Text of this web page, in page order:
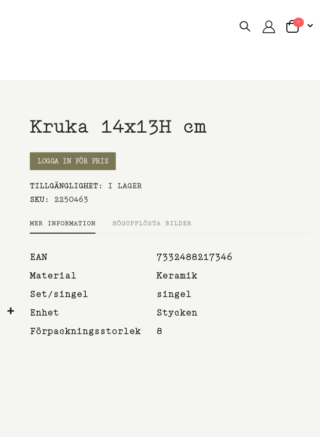
Cart
0artiklar
Kruka 14x13H cm
LOGGA IN FÖR PRIS
TILLGÄNGLIGHET:
I LAGER
SKU
2250463
MER INFORMATION
Mer
EAN
7332488217346
Material
Keramik
Set/singel
singel
Enhet
Stycken
Förpackningsstorlek
8
HÖGUPPLÖSTA BILDER